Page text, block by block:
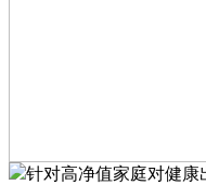
针对高净值家庭对健康